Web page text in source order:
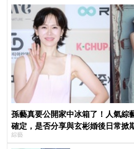
孫藝真要公開家中冰箱了！人氣綜
確定，是否分享與玄彬婚後日常掀
綜藝